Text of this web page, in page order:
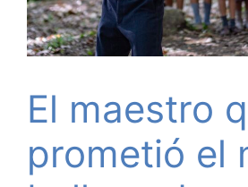
El maestro
prometió el